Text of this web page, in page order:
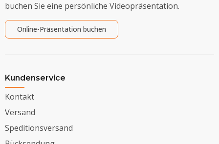
buchen Sie eine persönliche Videopräsentation.
Online-Präsentation buchen
Kundenservice
Kontakt
Versand
Speditionsversand